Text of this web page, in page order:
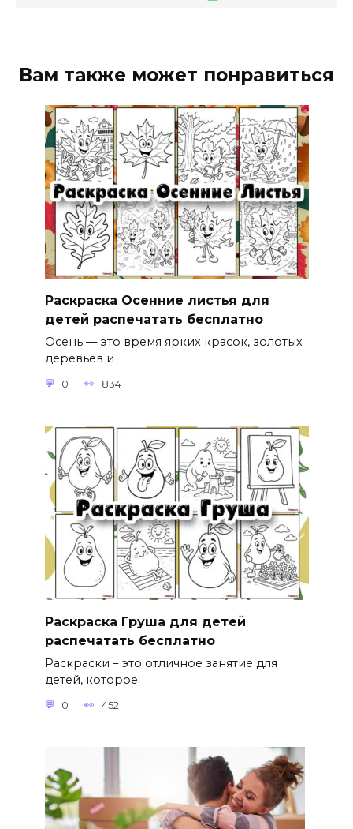
Вам также может понравиться
Раскраска Осенние листья для
детей распечатать бесплатно
Осень — это время ярких красок, золотых
деревьев и
0 834
Раскраска Груша для детей
распечатать бесплатно
Раскраски – это отличное занятие для
детей, которое
0 452